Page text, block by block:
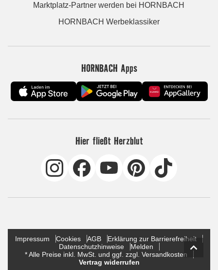
Marktplatz-Partner werden bei HORNBACH
HORNBACH Werbeklassiker
HORNBACH Apps
Hier fließt Herzblut
Impressum Cookies AGB
Erklärung zur Barrierefreiheit
Datenschutzhinweise
Melden
* Alle Preise inkl. MwSt. und ggf. zzgl. Versandkosten
Vertrag widerrufen